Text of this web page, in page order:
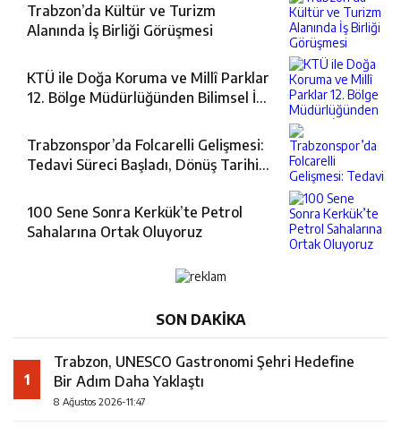
Trabzon’da Kültür ve Turizm
Alanında İş Birliği Görüşmesi
KTÜ ile Doğa Koruma ve Millî Parklar
12. Bölge Müdürlüğünden Bilimsel İş
Trabzonspor’da Folcarelli Gelişmesi:
Tedavi Süreci Başladı, Dönüş Tarihi
100 Sene Sonra Kerkük’te Petrol
Sahalarına Ortak Oluyoruz
SON DAKİKA
1
Trabzon, UNESCO Gastronomi Şehri Hedefine
Bir Adım Daha Yaklaştı
8 Ağustos 2026-11:47